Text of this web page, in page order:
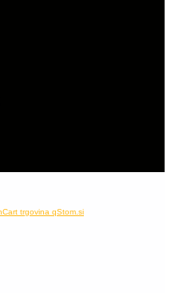
trgovina qStom.si